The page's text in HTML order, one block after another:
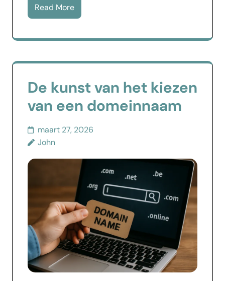
Read More
De kunst van het kiezen
van een domeinnaam
maart 27, 2026
John